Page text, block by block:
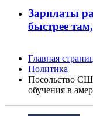
Зарплаты
быстрее там,
Главная
Политика
Посольство
обучения в